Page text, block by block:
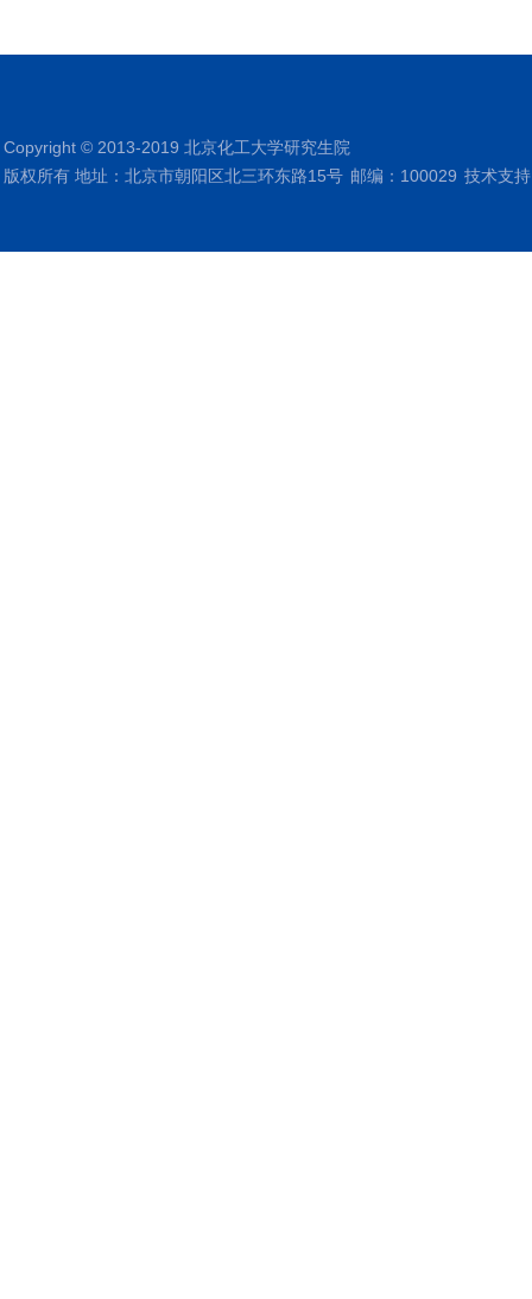
Copyright © 2013-2019 北京化工大学研究生院
版权所有 地址：北京市朝阳区北三环东路15号 邮编：100029 技术支